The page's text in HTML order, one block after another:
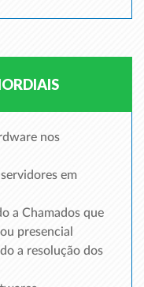
nos
em
a Chamados que
presencial
a resolução dos